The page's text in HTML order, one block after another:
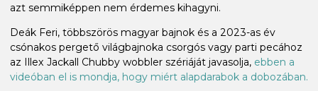
azt semmiképpen nem érdemes kihagyni.
Deák Feri, többszörös magyar bajnok és a 2023-as év
csónakos pergető világbajnoka csorgós vagy parti pecához
az Illex Jackall Chubby wobbler szériáját javasolja, ebben a
videóban el is mondja, hogy miért alapdarabok a dobozában.